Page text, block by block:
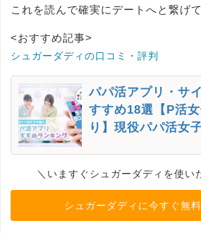
これを読んで確実にデートへと繋げ
<おすすめ記事>
シュガーダディの口コミ・評判
パパ活アプリ・サ
すすめ18選【P活
り】現役パパ活女
＼いますぐシュガーダディを使い
シュガーダディに今すぐ無